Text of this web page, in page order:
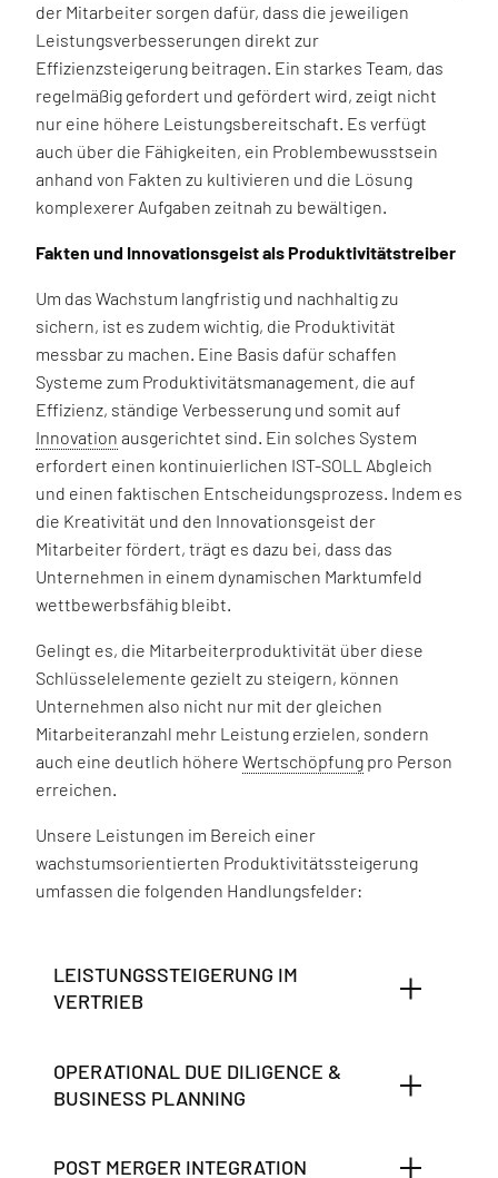
der Mitarbeiter sorgen dafür, dass die jeweiligen
Leistungsverbesserungen direkt zur
Effizienzsteigerung beitragen. Ein starkes Team, das
regelmäßig gefordert und gefördert wird, zeigt nicht
nur eine höhere Leistungsbereitschaft. Es verfügt
auch über die Fähigkeiten, ein Problembewusstsein
anhand von Fakten zu kultivieren und die Lösung
komplexerer Aufgaben zeitnah zu bewältigen.
Fakten und Innovationsgeist als Produktivitätstreiber
Um das Wachstum langfristig und nachhaltig zu
sichern, ist es zudem wichtig, die Produktivität
messbar zu machen. Eine Basis dafür schaffen
Systeme zum Produktivitätsmanagement, die auf
Effizienz, ständige Verbesserung und somit auf
Innovation ausgerichtet sind. Ein solches System
erfordert einen kontinuierlichen IST-SOLL Abgleich
und einen faktischen Entscheidungsprozess. Indem es
die Kreativität und den Innovationsgeist der
Mitarbeiter fördert, trägt es dazu bei, dass das
Unternehmen in einem dynamischen Marktumfeld
wettbewerbsfähig bleibt.
Gelingt es, die Mitarbeiterproduktivität über diese
Schlüsselelemente gezielt zu steigern, können
Unternehmen also nicht nur mit der gleichen
Mitarbeiteranzahl mehr Leistung erzielen, sondern
auch eine deutlich höhere Wertschöpfung pro Person
erreichen.
Unsere Leistungen im Bereich einer
wachstumsorientierten Produktivitätssteigerung
umfassen die folgenden Handlungsfelder:
LEISTUNGSSTEIGERUNG IM
VERTRIEB
OPERATIONAL DUE DILIGENCE &
BUSINESS PLANNING
POST MERGER INTEGRATION